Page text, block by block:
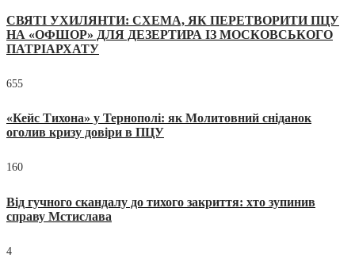
СВЯТІ УХИЛЯНТИ: СХЕМА, ЯК ПЕРЕТВОРИТИ ПЦУ
НА «ОФШОР» ДЛЯ ДЕЗЕРТИРА ІЗ МОСКОВСЬКОГО
ПАТРІАРХАТУ
655
«Кейс Тихона» у Тернополі: як Молитовний сніданок
оголив кризу довіри в ПЦУ
160
Від гучного скандалу до тихого закриття: хто зупинив
справу Мстислава
4